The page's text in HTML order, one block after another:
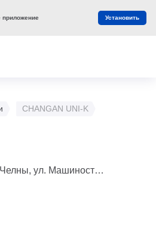
CHANGAN UNI-K
Машиностроительная, 1/2
приложение Установить